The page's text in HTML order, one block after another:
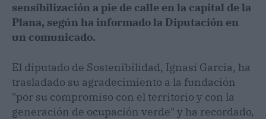
sensibilización a pie de calle en la capital de la
Plana, según ha informado la Diputación en
un comunicado.
El diputado de Sostenibilidad, Ignasi Garcia, ha
trasladado su agradecimiento a la fundación
"por su compromiso con el territorio y con la
generación de ocupación verde" y ha recordado,